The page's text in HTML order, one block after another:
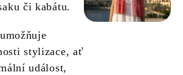
či kabátu.
stylizace, ať
událost,